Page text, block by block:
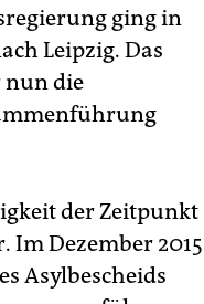
ging in
Leipzig. Das
nun die
der Zeitpunkt
Im Dezember 2015
Asylbescheids